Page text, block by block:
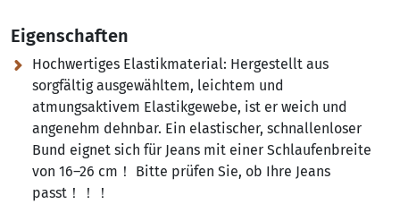
Eigenschaften
Hochwertiges Elastikmaterial: Hergestellt aus
sorgfältig ausgewähltem, leichtem und
atmungsaktivem Elastikgewebe, ist er weich und
angenehm dehnbar. Ein elastischer, schnallenloser
Bund eignet sich für Jeans mit einer Schlaufenbreite
von 16–26 cm！ Bitte prüfen Sie, ob Ihre Jeans
passt！！！